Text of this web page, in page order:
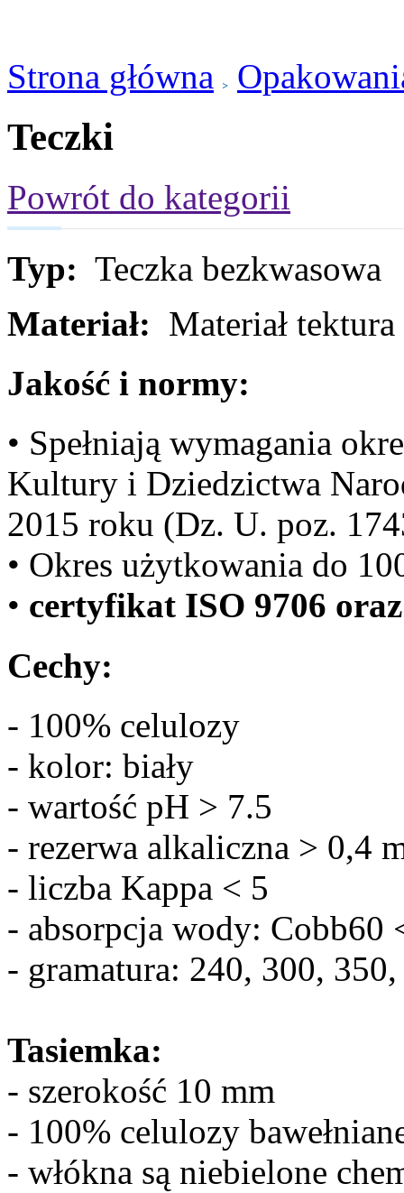
Strona główna
Teczki
Powrót do kategorii
Typ: Teczka bezkwasowa
Materiał: Materiał
Jakość i normy:
• Spełniają wymagania
Kultury i Dziedzictwa
2015 roku (Dz. U. poz.
• Okres użytkowania do
• certyfikat ISO 9706
Cechy:
- 100% celulozy
- kolor: biały
- wartość pH > 7.5
- rezerwa alkaliczna > 0,4
- liczba Kappa < 5
- absorpcja wody: Cobb60
- gramatura: 240, 300,
Tasiemka:
- szerokość 10 mm
- 100% celulozy
- włókna są niebielone